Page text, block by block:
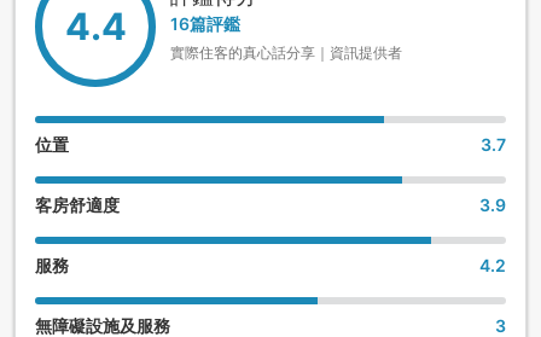
4.4 16篇評鑑
實際住客的真心話分享｜資訊提供者
位置 3.7
客房舒適度 3.9
服務 4.2
無障礙設施及服務 3